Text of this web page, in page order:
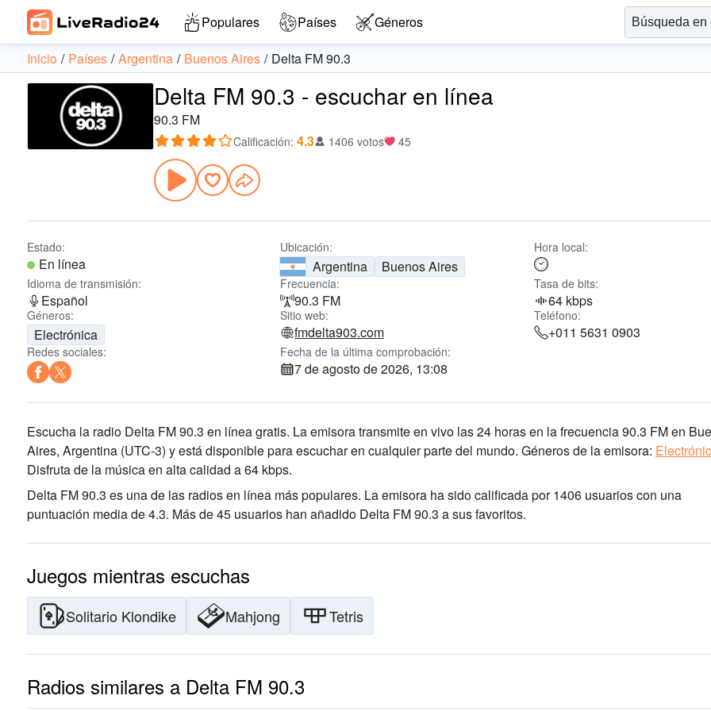
Populares Países Géneros
Inicio Países Argentina Buenos Aires Delta FM 90.3
Delta FM 90.3 - escuchar en línea
90.3 FM
Calificación: 4.3 1406 votos 45
Estado:
En línea
Ubicación:
Argentina Buenos Aires
Hora local:
Idioma de transmisión:
Español
Frecuencia:
90.3 FM
Tasa de bits:
64 kbps
Géneros:
Electrónica
Sitio web:
fmdelta903.com
Teléfono:
+011 5631 0903
Redes sociales: Fecha de la última comprobación:
7 de agosto de 2026, 13:08
Escucha la radio Delta FM 90.3 en línea gratis. La emisora transmite en vivo las 24 horasen la frecuencia 90.3 FMen
Aires, Argentina (UTC-3) y está disponible para escuchar en cualquier parte del mundo. Géneros de la emisora:
Disfruta de la músicaen alta calidad a 64 kbps.
Delta FM 90.3 es una de las radios en línea más populares. La emisora ha sido calificada por 1406 usuarios con una
puntuación media de 4.3. Más de 45 usuarios han añadido Delta FM 90.3 a sus favoritos.
Juegos mientras escuchas
Solitario Klondike Mahjong Tetris
Radios similares a Delta FM 90.3